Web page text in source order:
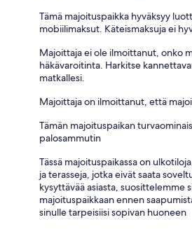
Tämä majoituspaikka hyväksyy
mobiilimaksut. Käteismaksuja ei
Majoittaja ei ole ilmoittanut, onko
häkävaroitinta. Harkitse
matkallesi.
Majoittaja on ilmoittanut, että
Tämän majoituspaikan
palosammutin
Tässä majoituspaikassa on
ja terasseja, jotka eivät saata
kysyttävää asiasta, suosittelemme
majoituspaikkaan ennen
sinulle tarpeisiisi sopivan huoneen